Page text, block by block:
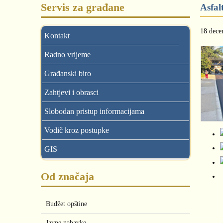
Servis za građane
Kontakt
Radno vrijeme
Građanski biro
Zahtjevi i obrasci
Slobodan pristup informacijama
Vodič kroz postupke
GIS
Od značaja
Budžet opštine
18